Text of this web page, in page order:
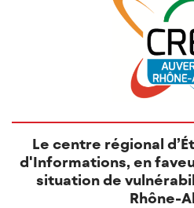
Le centre régional
d'Informations, en
situation de
Rhône-